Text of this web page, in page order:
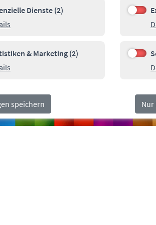
Dienste (2)
Dienste (2)
Externe
Marketing (2)
& Marketing (2)
Social
speichern Nur